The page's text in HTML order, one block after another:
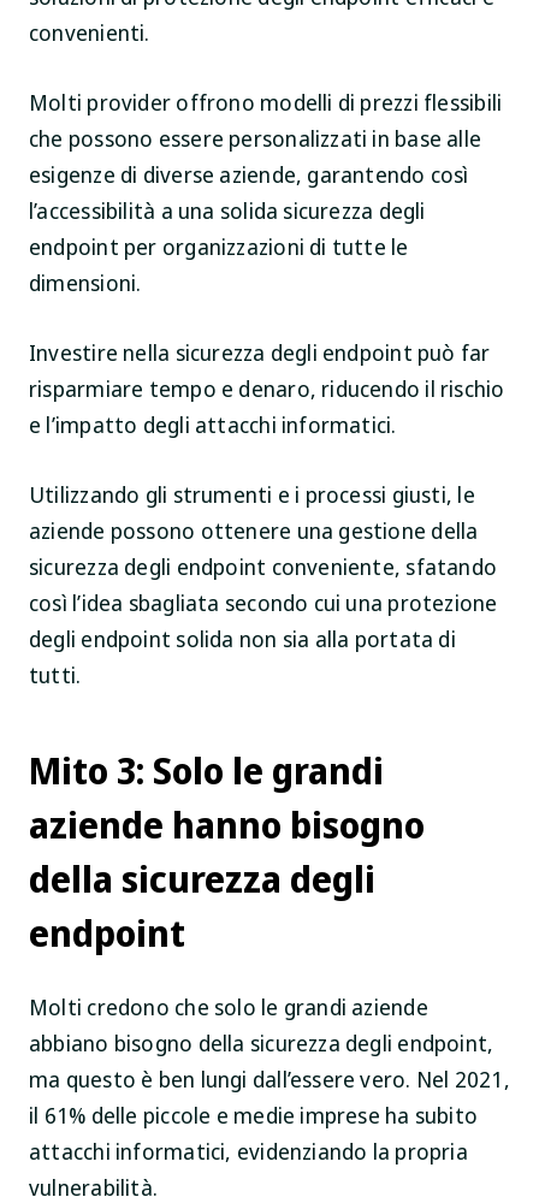
convenienti.
Molti provider offrono modelli di prezzi flessibili
che possono essere personalizzati in base alle
esigenze di diverse aziende, garantendo così
l’accessibilità a una solida sicurezza degli
endpoint per organizzazioni di tutte le
dimensioni.
Investire nella sicurezza degli endpoint può far
risparmiare tempo e denaro, riducendo il rischio
e l’impatto degli attacchi informatici.
Utilizzando gli strumenti e i processi giusti, le
aziende possono ottenere una gestione della
sicurezza degli endpoint conveniente, sfatando
così l’idea sbagliata secondo cui una protezione
degli endpoint solida non sia alla portata di
tutti.
Mito 3: Solo le grandi
aziende hanno bisogno
della sicurezza degli
endpoint
Molti credono che solo le grandi aziende
abbiano bisogno della sicurezza degli endpoint,
ma questo è ben lungi dall’essere vero. Nel 2021,
il 61% delle piccole e medie imprese ha subito
attacchi informatici, evidenziando la propria
vulnerabilità.